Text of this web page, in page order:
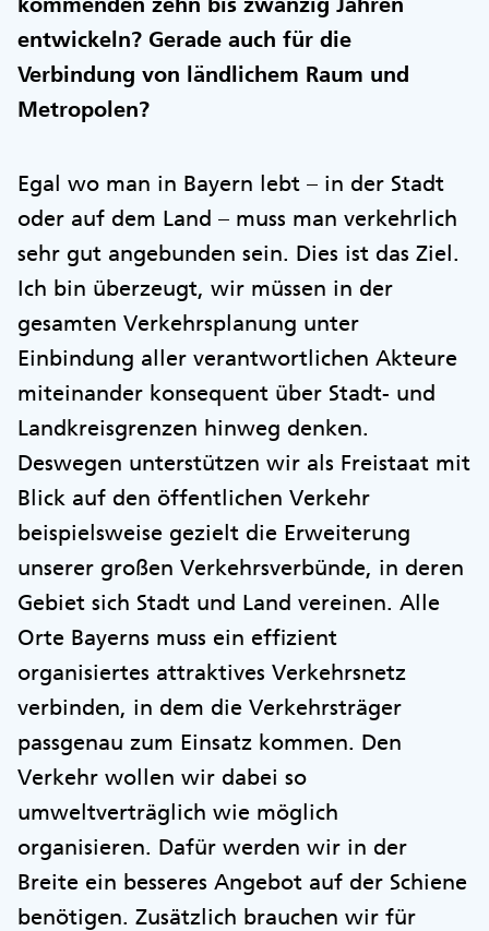
entwickeln? Gerade auch für die
Verbindung von ländlichem Raum und
Metropolen?
Egal wo man in Bayern lebt – in der Stadt
oder auf dem Land – muss man verkehrlich
sehr gut angebunden sein. Dies ist das Ziel.
Ich bin überzeugt, wir müssen in der
gesamten Verkehrsplanung unter
Einbindung aller verantwortlichen Akteure
miteinander konsequent über Stadt- und
Landkreisgrenzen hinweg denken.
Deswegen unterstützen wir als Freistaat mit
Blick auf den öffentlichen Verkehr
beispielsweise gezielt die Erweiterung
unserer großen Verkehrsverbünde, in deren
Gebiet sich Stadt und Land vereinen. Alle
Orte Bayerns muss ein effizient
organisiertes attraktives Verkehrsnetz
verbinden, in dem die Verkehrsträger
passgenau zum Einsatz kommen. Den
Verkehr wollen wir dabei so
umweltverträglich wie möglich
organisieren. Dafür werden wir in der
Breite ein besseres Angebot auf der Schiene
benötigen. Zusätzlich brauchen wir für